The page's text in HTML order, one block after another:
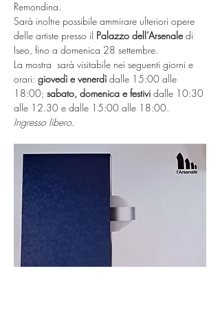
Remondina.
Sarà inoltre possibile ammirare ulteriori opere
delle artiste presso il Palazzo dell’Arsenale di
Iseo, fino a domenica 28 settembre.
La mostra  sarà visitabile nei seguenti giorni e
orari: giovedì e venerdì dalle 15:00 alle
18:00; sabato, domenica e festivi dalle 10:30
alle 12.30 e dalle 15:00 alle 18:00.
Ingresso libero.